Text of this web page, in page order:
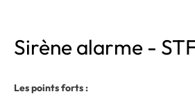
Sirène alarme -
Les points forts :